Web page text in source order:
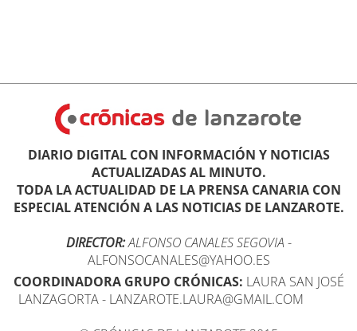
DIARIO DIGITAL CON INFORMACIÓN Y NOTICIAS
ACTUALIZADAS AL MINUTO.
TODA LA ACTUALIDAD DE LA PRENSA CANARIA CON
ESPECIAL ATENCIÓN A LAS NOTICIAS DE LANZAROTE.
DIRECTOR:ALFONSO CANALES SEGOVIA -
ALFONSOCANALES@YAHOO.ES
COORDINADORA GRUPO CRÓNICAS: LAURA SAN JOSÉ
LANZAGORTA - LANZAROTE.LAURA@GMAIL.COM